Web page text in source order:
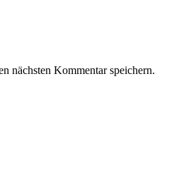
nächsten Kommentar speichern.